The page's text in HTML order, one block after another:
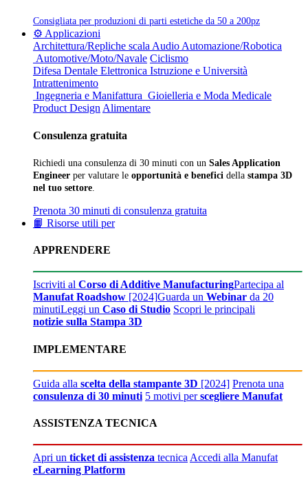
Consigliata per produzioni di parti estetiche da 50 a 200pz
⚙️ Applicazioni
Architettura/Repliche scala Audio Automazione/Robotica
Automotive/Moto/Navale Ciclismo
Difesa Dentale Elettronica Istruzione e Università
Intrattenimento
Ingegneria e Manifattura Gioielleria e Moda Medicale
Product Design Alimentare
Consulenza gratuita
Richiedi una consulenza di 30 minuti con un Sales Application
Engineer per valutare le opportunità e benefici della stampa 3D
nel tuo settore
Prenota 30 minuti di consulenza gratuita
📙 Risorse utili per
APPRENDERE
Iscriviti al Corso di Additive ManufacturingPartecipa al
Manufat Roadshow [2024]Guarda un Webinar da 20
minutiLeggi un Caso di Studio Scopri le principali
notizie sulla Stampa 3D
IMPLEMENTARE
Guida alla scelta della stampante 3D [2024] Prenota una
consulenza di 30 minuti 5 motivi perscegliere Manufat
ASSISTENZA TECNICA
Apri un ticket di assistenza tecnicaAccedi alla Manufat
eLearning Platform